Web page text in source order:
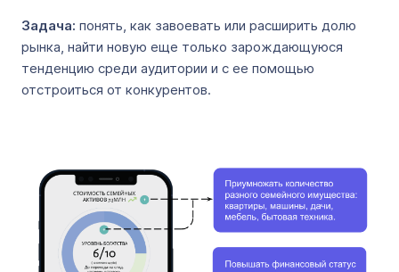
Задача: понять, как завоевать или расширить долю
рынка, найти новую еще только зарождающуюся
тенденцию среди аудитории и с ее помощью
отстроиться от конкурентов.